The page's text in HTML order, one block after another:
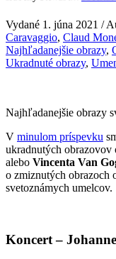
Vydané 1. júna 2021 /
Caravaggio, Claud
Najhľadanejšie obrazy,
Ukradnuté obrazy,
Najhľadanejšie obrazy
V minulom príspevku
ukradnutých obrazovov
alebo Vincenta Van
o zmiznutých obrazoch
svetoznámych umelcov.
Koncert –